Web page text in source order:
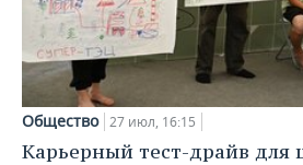
Общество 27 июл, 16:15
Карьерный тест-драйв для